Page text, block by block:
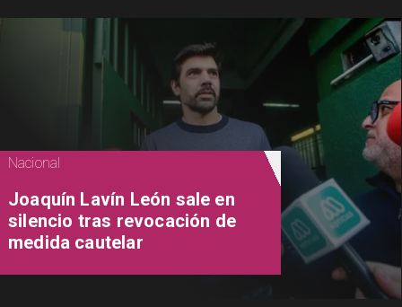
Nacional
Joaquín Lavín León sale en
silencio tras revocación de
medida cautelar